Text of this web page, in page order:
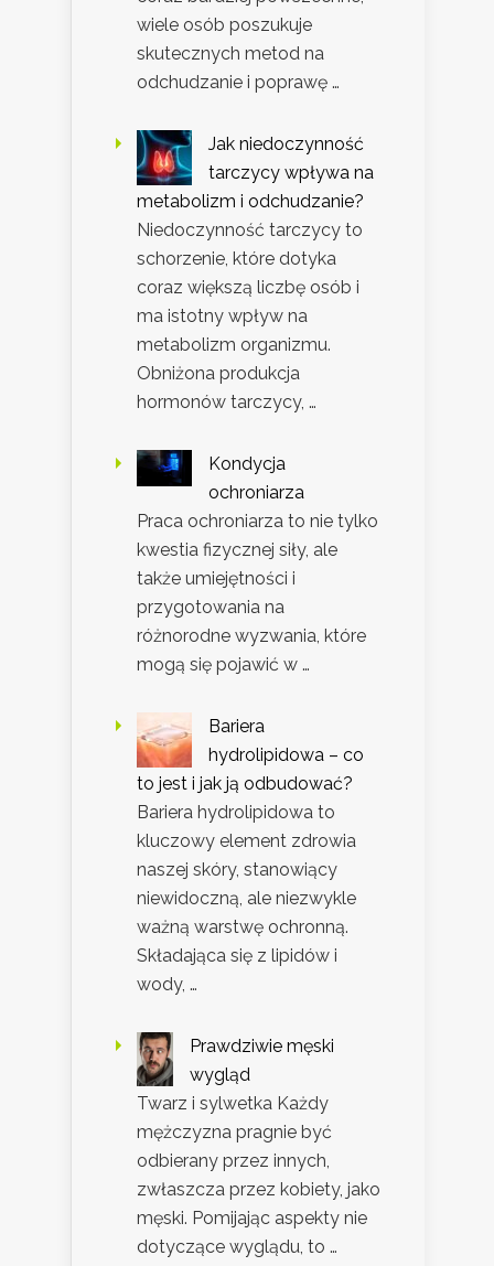
wiele osób poszukuje
skutecznych metod na
odchudzanie i poprawę …
Jak niedoczynność
tarczycy wpływa na
metabolizm i odchudzanie?
Niedoczynność tarczycy to
schorzenie, które dotyka
coraz większą liczbę osób i
ma istotny wpływ na
metabolizm organizmu.
Obniżona produkcja
hormonów tarczycy, …
Kondycja
ochroniarza
Praca ochroniarza to nie tylko
kwestia fizycznej siły, ale
także umiejętności i
przygotowania na
różnorodne wyzwania, które
mogą się pojawić w …
Bariera
hydrolipidowa – co
to jest i jak ją odbudować?
Bariera hydrolipidowa to
kluczowy element zdrowia
naszej skóry, stanowiący
niewidoczną, ale niezwykle
ważną warstwę ochronną.
Składająca się z lipidów i
wody, …
Prawdziwie męski
wygląd
Twarz i sylwetka Każdy
mężczyzna pragnie być
odbierany przez innych,
zwłaszcza przez kobiety, jako
męski. Pomijając aspekty nie
dotyczące wyglądu, to …